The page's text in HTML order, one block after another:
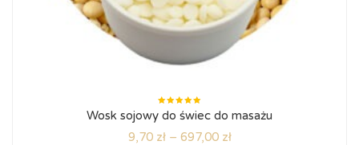
Oceniono
5.00na
Wosk sojowy do świec do masażu
9,70 zł – 697,00 zł